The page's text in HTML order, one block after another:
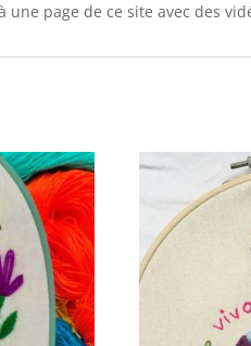
une page de ce site avec des